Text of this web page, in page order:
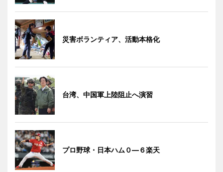
災害ボランティア、活動本格化
台湾、中国軍上陸阻止へ演習
プロ野球・日本ハム０―６楽天